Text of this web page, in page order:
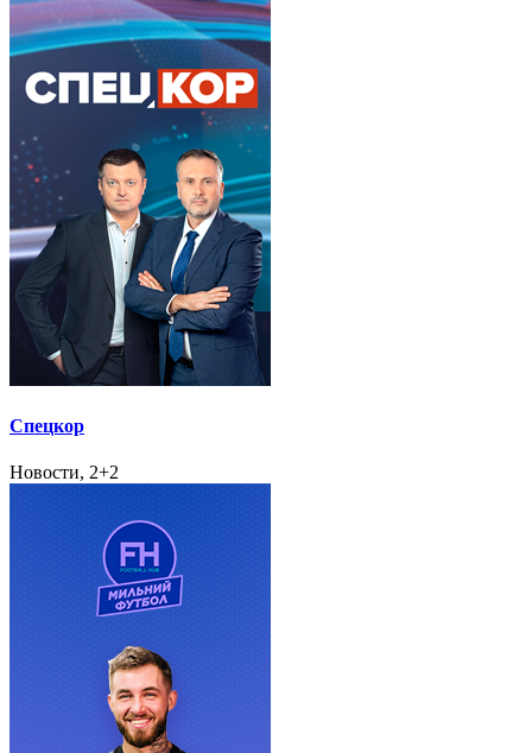
Спецкор
Новости, 2+2